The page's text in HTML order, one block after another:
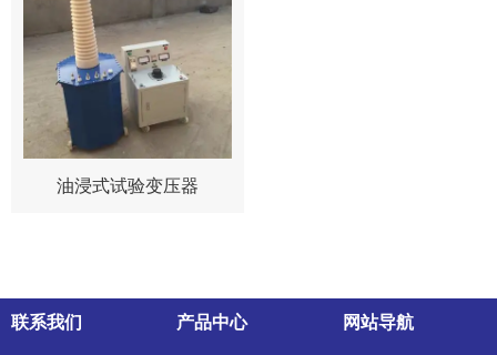
油浸式试验变压器
联系我们 产品中心 网站导航